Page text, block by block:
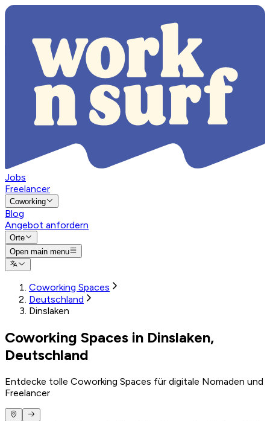
Jobs
Freelancer
Coworking
Blog
Angebot anfordern
Orte
Open main menu
Coworking Spaces
Deutschland
Dinslaken
Coworking Spaces in Dinslaken,
Deutschland
Entdecke tolle Coworking Spaces für digitale Nomaden und
Freelancer